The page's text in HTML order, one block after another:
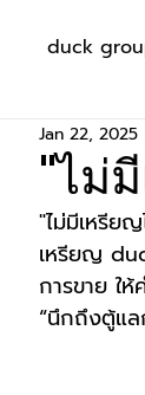
duck
"ไม่
Jan 22, 2025
"ไม่มีเหรีย
เหรียญ
การขาย ใ
“นึกถึงตู้แ